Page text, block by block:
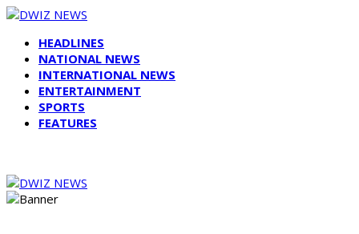
HEADLINES
NATIONAL NEWS
INTERNATIONAL NEWS
ENTERTAINMENT
SPORTS
FEATURES